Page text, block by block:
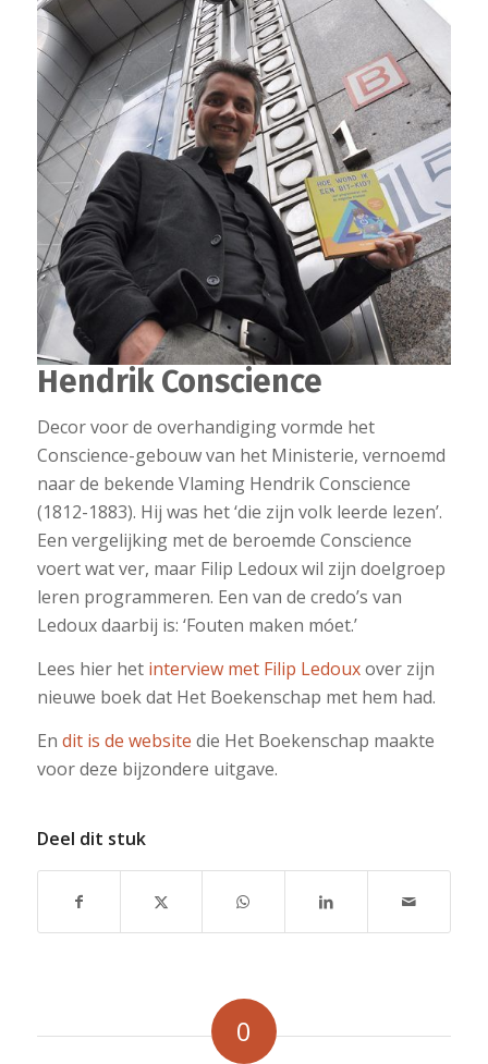
Hendrik Conscience
Decor voor de overhandiging vormde het
Conscience-gebouw van het Ministerie, vernoemd
naar de bekende Vlaming Hendrik Conscience
(1812-1883). Hij was het ‘die zijn volk leerde lezen’.
Een vergelijking met de beroemde Conscience
voert wat ver, maar Filip Ledoux wil zijn doelgroep
leren programmeren. Een van de credo’s van
Ledoux daarbij is: ‘Fouten maken móet.’
Lees hier het interview met Filip Ledouxover zijn
nieuwe boek dat Het Boekenschap met hem had.
En dit is de website die Het Boekenschap maakte
voor deze bijzondere uitgave.
Deel dit stuk
0